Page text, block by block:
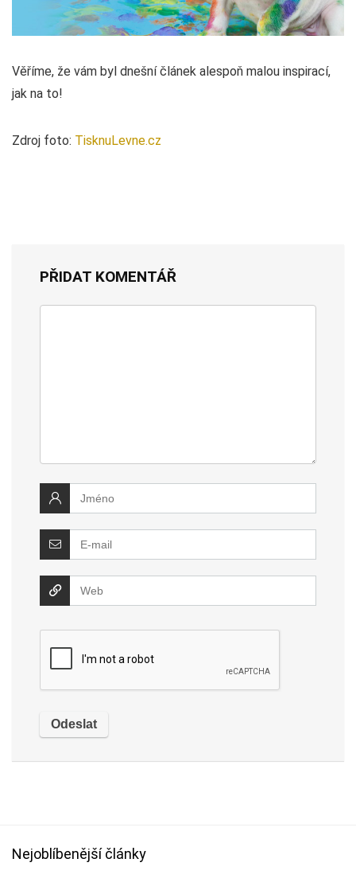
Věříme, že vám byl dnešní článek alespoň malou inspirací,
jak na to!
Zdroj foto: TisknuLevne.cz
PŘIDAT KOMENTÁŘ
Nejoblíbenější články